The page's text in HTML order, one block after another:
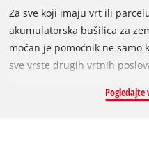
Za sve koji imaju vrt ili
akumulatorska bušilica za
moćan je pomoćnik ne samo
sve vrste drugih vrtnih
Ovaj se akumulatorski alat
Pogledajte